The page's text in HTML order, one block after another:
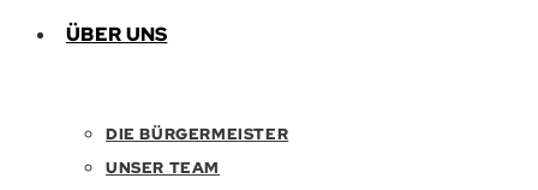
ÜBER UNS
DIE BÜRGERMEISTER
UNSER TEAM